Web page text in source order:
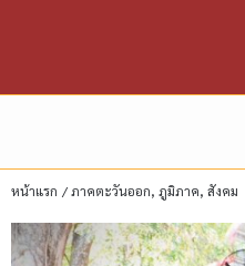
หน้าแรก /ภาคตะวันออก, ภูมิภาค, สังคม